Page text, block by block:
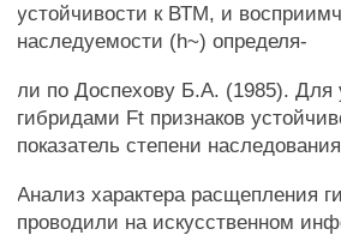
устойчивости к ВТМ, и
наследуемости (h~) определя-
ли по Доспехову Б.А. (1985). Для
гибридами Ft признаков
показатель степени
Анализ характера расщепления
проводили на искусственном